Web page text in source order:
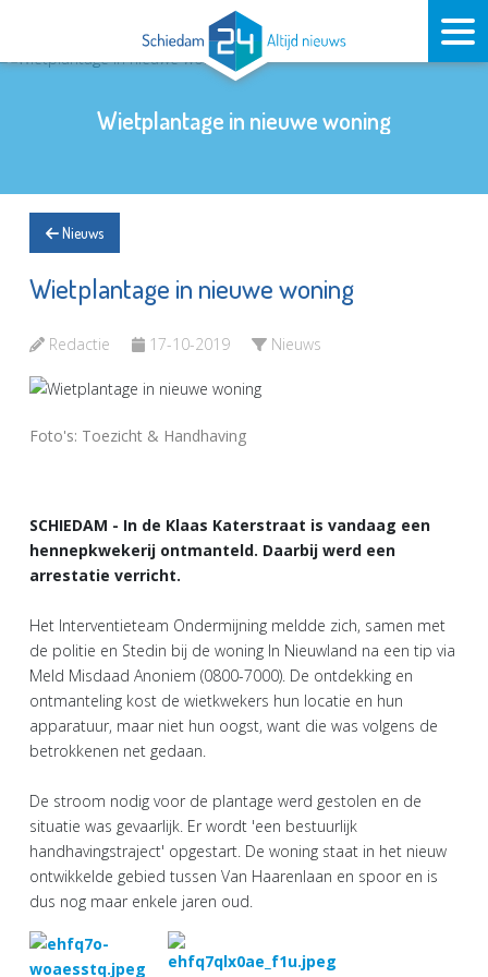
Wietplantage in nieuwe woning
Nieuws
Wietplantage in nieuwe woning
Redactie 17-10-2019 Nieuws
Foto's: Toezicht & Handhaving
SCHIEDAM - In de Klaas Katerstraat is vandaag een
hennepkwekerij ontmanteld. Daarbij werd een
arrestatie verricht.
Het Interventieteam Ondermijning meldde zich, samen met
de politie en Stedin bij de woning In Nieuwland na een tip via
Meld Misdaad Anoniem (0800-7000). De ontdekking en
ontmanteling kost de wietkwekers hun locatie en hun
apparatuur, maar niet hun oogst, want die was volgens de
betrokkenen net gedaan.
De stroom nodig voor de plantage werd gestolen en de
situatie was gevaarlijk. Er wordt 'een bestuurlijk
handhavingstraject' opgestart. De woning staat in het nieuw
ontwikkelde gebied tussen Van Haarenlaan en spoor en is
dus nog maar enkele jaren oud.